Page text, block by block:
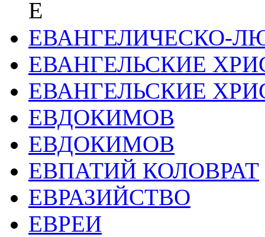
Е
ЕВАНГЕЛИЧЕСКО-
ЕВАНГЕЛЬСКИЕ
ЕВАНГЕЛЬСКИЕ
ЕВДОКИМОВ
ЕВДОКИМОВ
ЕВПАТИЙ КОЛОВРАТ
ЕВРАЗИЙСТВО
ЕВРЕИ